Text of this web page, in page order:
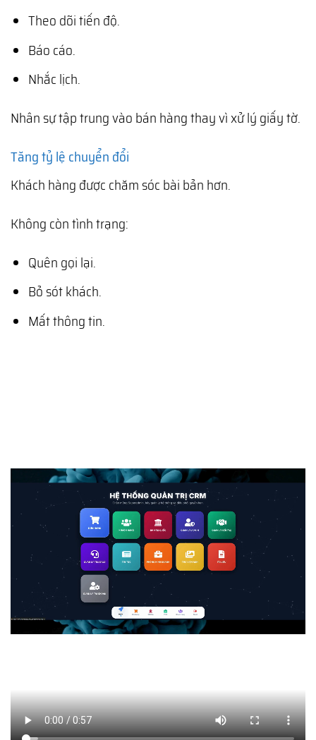
Theo dõi tiến độ.
Báo cáo.
Nhắc lịch.
Nhân sự tập trung vào bán hàng thay vì xử lý giấy tờ.
Tăng tỷ lệ chuyển đổi
Khách hàng được chăm sóc bài bản hơn.
Không còn tình trạng:
Quên gọi lại.
Bỏ sót khách.
Mất thông tin.